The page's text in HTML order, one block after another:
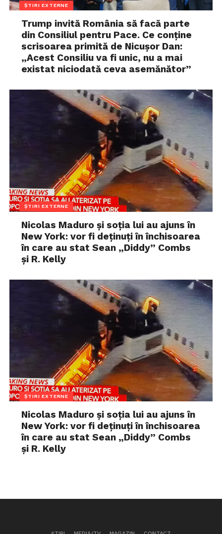
ȘTIRI EXTERNE
Trump invită România să facă parte
din Consiliul pentru Pace. Ce conține
scrisoarea primită de Nicușor Dan:
„Acest Consiliu va fi unic, nu a mai
existat niciodată ceva asemănător”
ȘTIRI EXTERNE
Nicolas Maduro și soția lui au ajuns în
New York: vor fi deținuți în închisoarea
în care au stat Sean „Diddy” Combs
și R. Kelly
ȘTIRI EXTERNE
Nicolas Maduro și soția lui au ajuns în
New York: vor fi deținuți în închisoarea
în care au stat Sean „Diddy” Combs
și R. Kelly